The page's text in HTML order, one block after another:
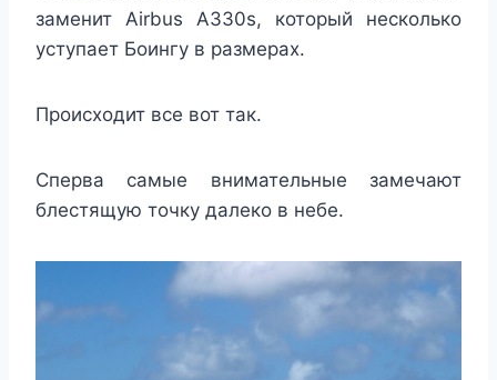
заменит Airbus A330s, который несколько
уступает Боингу в размерах.
Происходит все вот так.
Сперва самые внимательные замечают
блестящую точку далеко в небе.